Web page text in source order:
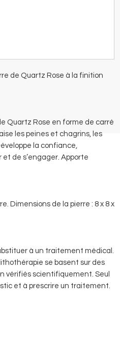
de Quartz Rose à la finition
Quartz Rose en forme de carré
les peines et chagrins, les
la confiance,
et de s’engager. Apporte
Dimensions de la pierre : 8 x 8 x
à un traitement médical.
se basent sur des
vérifiés scientifiquement. Seul
et à prescrire un traitement.